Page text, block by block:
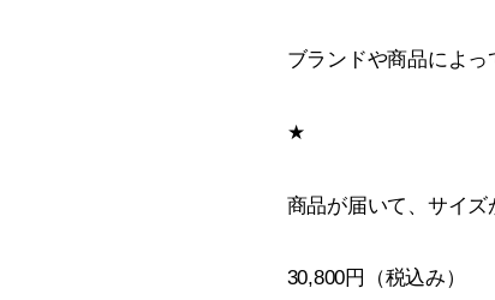
ブランドや商品によっ
★
商品が届いて、サイズ
30,800円（税込み）